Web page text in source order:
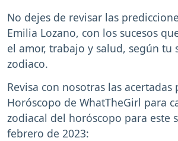
No dejes de revisar las
Emilia Lozano, con los sucesos
el amor, trabajo y salud, según tu
zodiaco.
Revisa con nosotras las acertadas
Horóscopo de WhatTheGirl para
zodiacal del horóscopo para este
febrero de 2023: